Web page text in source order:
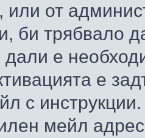
или от
би трябвало
е
е
с
мейл